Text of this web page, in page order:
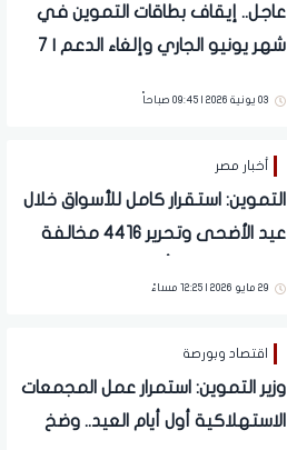
عاجل.. إيقاف بطاقات التموين في
شهر يونيو الجاري وإلغاء الدعم | 7
03 يونية 2026 | 09:45 صباحاً
أخبار مصر
التموين: استقرار كامل للأسواق خلال
عيد الأضحى وتحرير 4416 مخالفة
29 مايو 2026 | 12:25 مساءً
اقتصاد وبورصة
وزير التموين: استمرار عمل المجمعات
الاستهلاكية أول أيام العيد.. وضخ